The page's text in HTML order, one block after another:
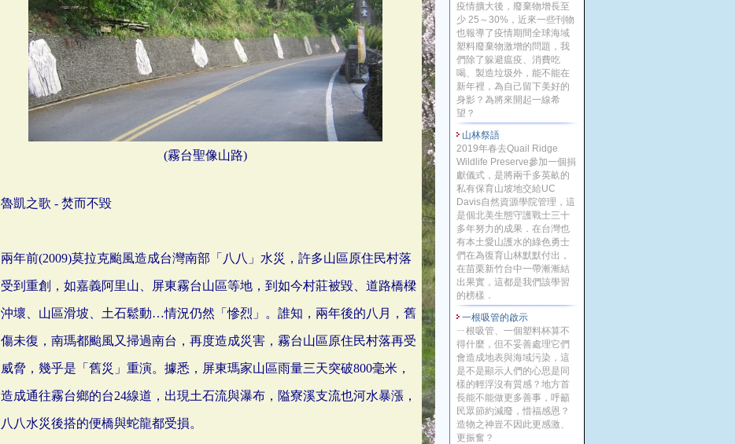
(霧台聖像山路)
魯凱之歌 - 焚而不毀
兩年前(2009)莫拉克颱風造成台灣南部「八八」水災，許多山區原住民村落
受到重創，如嘉義阿里山、屏東霧台山區等地，到如今村莊被毀、道路橋樑
沖壞、山區滑坡、土石鬆動…情況仍然「慘烈」。誰知，兩年後的八月，舊
傷未復，南瑪都颱風又掃過南台，再度造成災害，霧台山區原住民村落再受
威脅，幾乎是「舊災」重演。據悉，屏東瑪家山區雨量三天突破800毫米，
造成通往霧台鄉的台24線道，出現土石流與瀑布，隘寮溪支流也河水暴漲，
八八水災後搭的便橋與蛇龍都受損。
疫情擴大後，廢棄物增長至
少 25～30%，近來一些刊物
也報導了疫情期間全球海域
塑料廢棄物激增的問題，我
們除了躲避瘟疫、消費吃
喝、製造垃圾外，能不能在
新年裡，為自己留下美好的
身影？為將來開起一線希
望？
山林祭語
2019年春去Quail Ridge
Wildlife Preserve參加一個捐
獻儀式，是將兩千多英畝的
私有保育山坡地交給UC
Davis自然資源學院管理，這
是個北美生態守護戰士三十
多年努力的成果．在台灣也
有本土愛山護水的綠色勇士
們在為復育山林默默付出，
在苗栗新竹台中一帶漸漸結
出果實，這都是我們該學習
的榜樣．
一根吸管的啟示
ㄧ根吸管、一個塑料杯算不
得什麼，但不妥善處理它們
會造成地表與海域污染，這
是不是顯示人們的心思是同
樣的輕浮沒有質感？地方首
長能不能做更多善事，呼籲
民眾節約減廢，惜福感恩？
造物之神豈不因此更感激、
更振奮？